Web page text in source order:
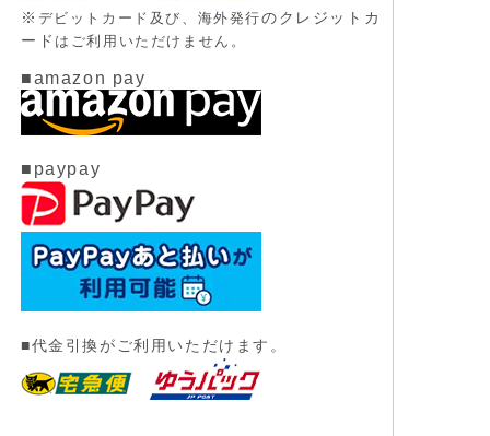
※ デビットカード及び、 海外発行のクレジットカ
ード はご利用いただけません。
■amazon pay
■paypay
■代金引換がご利用いただけます。